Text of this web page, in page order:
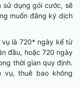
sử dụng gói cước, sẽ
muốn đăng ký dịch
là 720* ngày kể từ
đầu, hoặc 720 ngày
thời gian quy định.
vụ, thuê bao không